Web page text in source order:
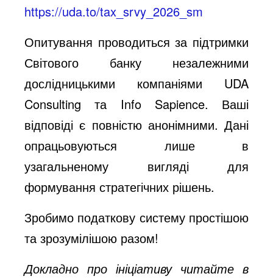
https://uda.to/tax_srvy_2026_sm
Опитування проводиться за підтримки
Світового банку незалежними
дослідницькими компаніями UDA
Consulting та Info Sapience. Ваші
відповіді є повністю анонімними. Дані
опрацьовуються лише в
узагальненому вигляді для
формування стратегічних рішень.
Зробимо податкову систему простішою
та зрозумілішою разом!
Докладно про ініціативу читайте в